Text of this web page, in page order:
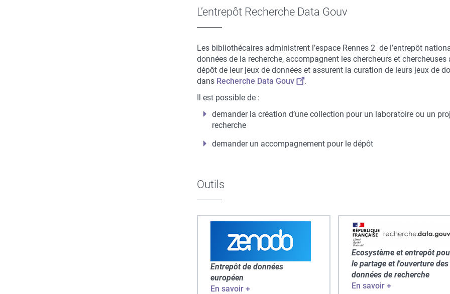
L’entrepôt Recherche Data Gouv
Les bibliothécaires administrent l’espace Rennes 2 de l’entrepôt
données de la recherche, accompagnent les chercheurs et chercheuses
dépôt de leur jeux de données et assurent la curation de leurs jeux de
dans Recherche Data Gouv
.
Il est possible de :
demander la création d’une collection pour un laboratoire ou un
recherche
demander un accompagnement pour le dépôt
Outils
Entrepôt de données
européen
En savoir +
Ecosystème et entrepôt
le partage et l'ouverture des
données de recherche
En savoir +